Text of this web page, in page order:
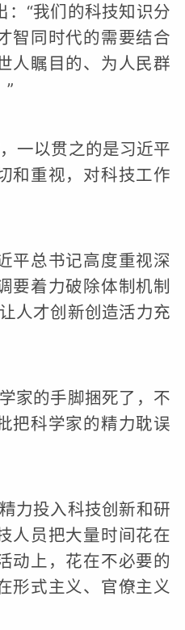
：“我们的科技知识分
智同时代的需要结合
人瞩目的、为人民群
”
一以贯之的是习近平
和重视，对科技工作
平总书记高度重视深
要着力破除体制机制
人才创新创造活力充
家的手脚捆死了，不
把科学家的精力耽误
力投入科技创新和研
人员把大量时间花在
动上，花在不必要的
形式主义、官僚主义